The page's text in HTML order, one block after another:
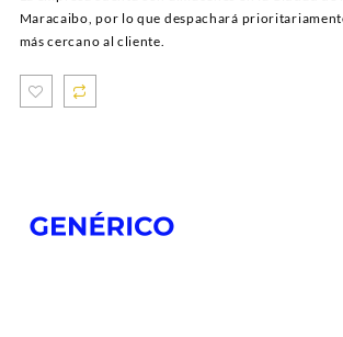
Maracaibo, por lo que despachará
más cercano al cliente.